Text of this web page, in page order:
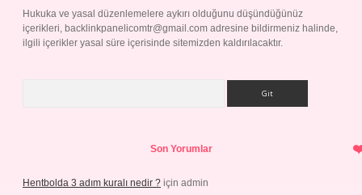
Hukuka ve yasal düzenlemelere aykırı olduğunu düşündüğünüz
içerikleri, backlinkpanelicomtr@gmail.com adresine bildirmeniz halinde,
ilgili içerikler yasal süre içerisinde sitemizden kaldırılacaktır.
Son Yorumlar
Hentbolda 3 adım kuralı nedir ? için admin